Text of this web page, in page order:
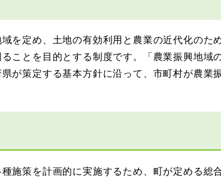
を定め、土地の有効利用と農業の近代化のた
ことを目的とする制度です。「農業振興地域
が策定する基本方針に沿って、市町村が農業
施策を計画的に実施するため、町が定める総